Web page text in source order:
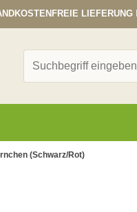
LIEFERUNG
(Schwarz/Rot)